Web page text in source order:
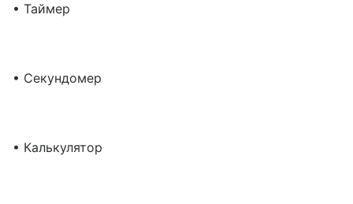
• Таймер
• Секундомер
• Калькулятор